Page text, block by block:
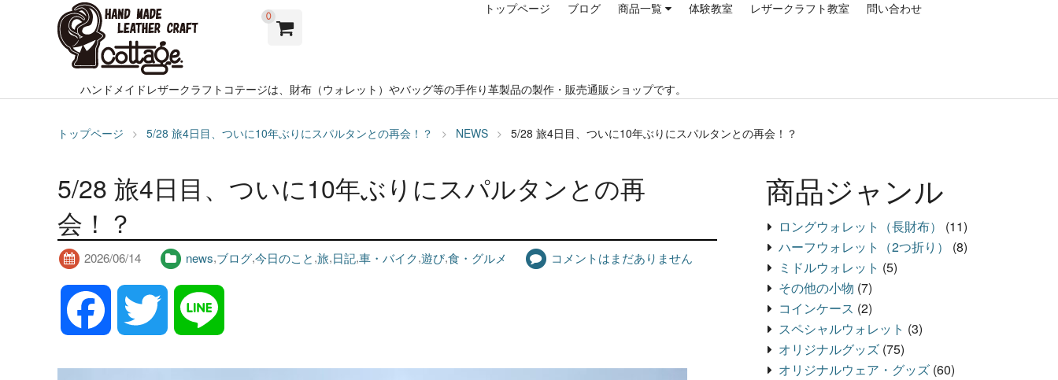
0
トップページ ブログ 商品一覧 体験教室 レザークラフト教室 問い合わせ
ハンドメイドレザークラフトコテージは、財布（ウォレット）やバッグ等の手作り革製品の製作・販売通販ショップです。
トップページ 5/28 旅4日目、ついに10年ぶりにスパルタンとの再会！？ NEWS 5/28 旅4日目、ついに10年ぶりにスパルタンとの再会！？
5/28 旅4日目、ついに10年ぶりにスパルタンとの再
会！？
2026/06/14 news,ブログ,今日のこと,旅,日記,車・バイク,遊び,食・グルメ コメントはまだありません
商品ジャンル
ロングウォレット（長財布）
(11)
ハーフウォレット（2つ折り）
(8)
ミドルウォレット (5)
その他の小物 (7)
コインケース (2)
スペシャルウォレット (3)
オリジナルグッズ (75)
オリジナルウェア・グッズ (60)